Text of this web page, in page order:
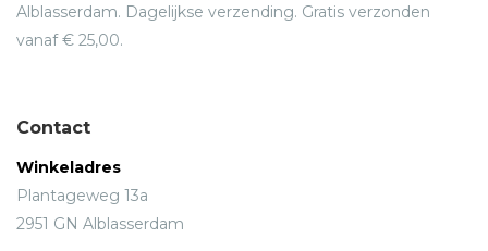
Alblasserdam. Dagelijkse verzending. Gratis verzonden
vanaf € 25,00.
Contact
Winkeladres
Plantageweg 13a
2951 GN Alblasserdam